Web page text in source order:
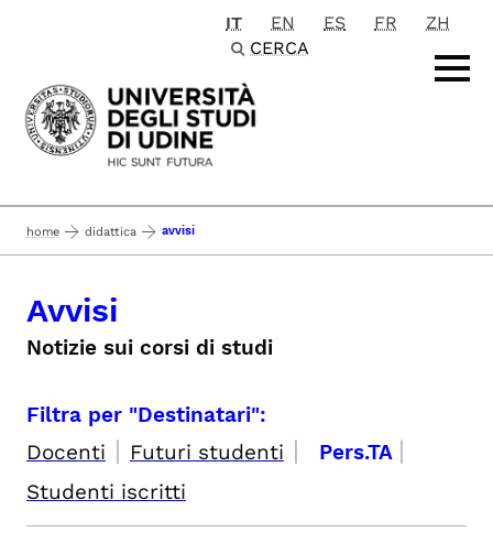
Passa al contenuto principale
IT EN ES FR
ZH
CERCA
home didattica avvisi
Avvisi
Notizie sui corsi di studi
Filtra per "Destinatari":
Docenti | Futuri studenti | Pers.TA |
Studenti iscritti